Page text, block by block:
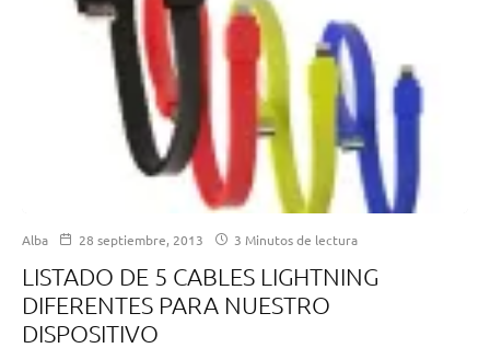
Alba 28 septiembre, 2013 3 Minutos de lectura
LISTADO DE 5 CABLES LIGHTNING
DIFERENTES PARA NUESTRO
DISPOSITIVO